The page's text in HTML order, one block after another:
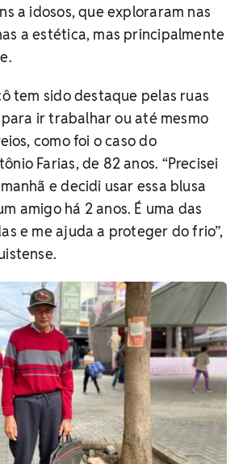
a idosos, que exploraram nas
a estética, mas principalmente
tem sido destaque pelas ruas
ir trabalhar ou até mesmo
como foi o caso do
Farias, de 82 anos. “Precisei
e decidi usar essa blusa
amigo há 2 anos. É uma das
e me ajuda a proteger do frio”,